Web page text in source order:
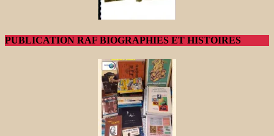
PUBLICATION RAF BIOGRAPHIES ET HISTOIRES